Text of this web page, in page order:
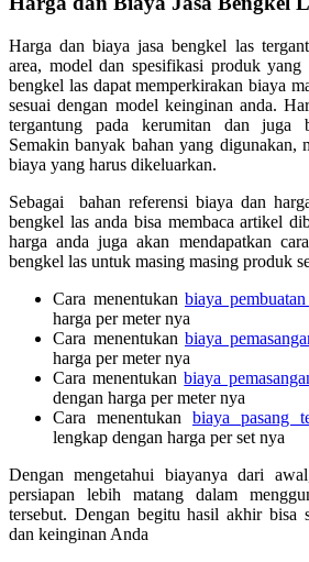
Harga dan biaya jasa bengkel las
area, model dan spesifikasi produk
bengkel las dapat memperkirakan biaya
sesuai dengan model keinginan anda.
tergantung pada kerumitan dan juga
Semakin banyak bahan yang digunakan,
biaya yang harus dikeluarkan.
Sebagai bahan referensi biaya dan
bengkel las anda bisa membaca artikel
harga anda juga akan mendapatkan
bengkel las untuk masing masing produk
Cara menentukan biaya
harga per meter nya
Cara menentukan biaya
harga per meter nya
Cara menentukanbiaya
dengan harga per meter nya
Cara menentukan biaya pasang
lengkap dengan harga per set nya
Dengan mengetahui biayanya dari
persiapan lebih matang dalam
tersebut. Dengan begitu hasil akhir bisa
dan keinginan Anda